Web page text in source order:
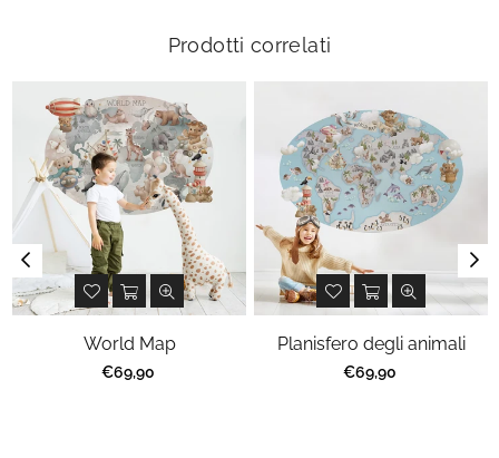
Prodotti correlati
World Map
Prezzo
€69,90
Planisfero degli animali
Prezzo
€69,90